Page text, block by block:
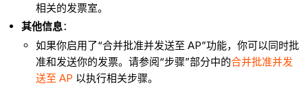
相关的发票室。
其他信息：
如果你启用了“合并批准并发送至 AP”功能，你可以同时批
准和发送你的发票。请参阅“步骤”部分中的合并批准并发
送至 AP 以执行相关步骤。